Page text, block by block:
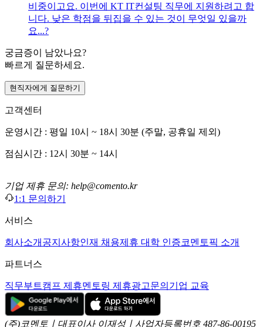
비중이고요. 이번에 KT IT컨설팅 직무에 지원하려고 합
니다. 낮은 학점을 뒤집을 수 있는 것이 무엇일 있을까
요...?
궁금증이 남았나요?
빠르게 질문하세요.
현직자에게 질문하기
고객센터
운영시간 : 평일 10시 ~ 18시 30분 (주말, 공휴일 제외)
점심시간 : 12시 30분 ~ 14시
기업 제휴 문의: help@comento.kr
1:1 문의하기
서비스
회사소개 공지사항인재 채용제휴 대학 인증코멘토픽 소개
파트너스
직무부트캠프 제휴멘토링 제휴광고문의 기업 교육
(주)코멘토ㅣ대표이사 이재성ㅣ사업자등록번호 487-86-00195